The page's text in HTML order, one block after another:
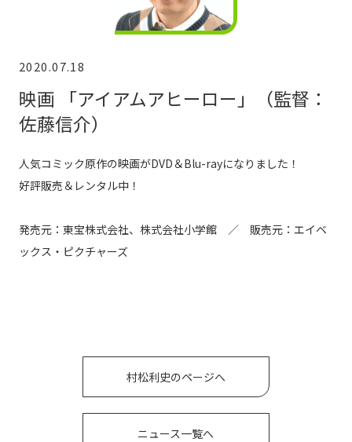
2020.07.18
映画 「アイアムアヒーロー」（監督：
佐藤信介）
人気コミック原作の映画がDVD＆Blu-rayになりました！
好評販売＆レンタル中！
発売元：東宝株式会社、株式会社小学館 ／ 販売元：エイベ
ックス・ピクチャーズ
村松利史のページへ
ニュース一覧へ